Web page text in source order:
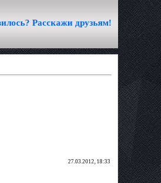
Расскажи друзьям!
27.03.2012, 18:33